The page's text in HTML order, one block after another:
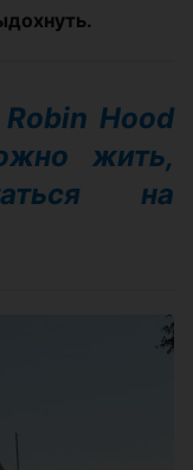
Hood
жить,
на